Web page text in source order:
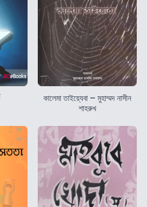
কালেমা তাইয়্যেবা – মুহাম্মদ নাসীন
শাহরুখ